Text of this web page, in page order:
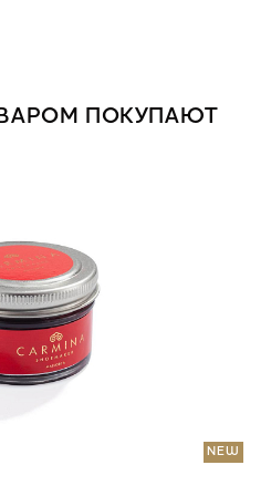
ПОКУПАЮТ
NEW